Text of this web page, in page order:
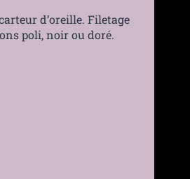
d’oreille. Filetage
poli, noir ou doré.